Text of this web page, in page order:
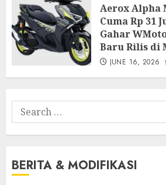
Aerox Alpha
Cuma Rp 31
Gahar
Baru Rilis di
JUNE 16, 2026
Search
for:
BERITA & MODIFIKASI